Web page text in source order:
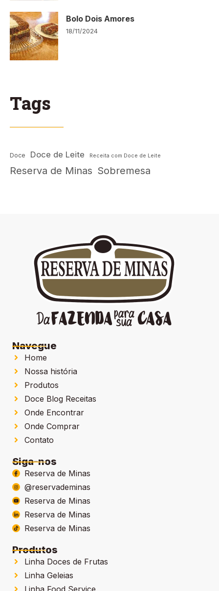
Bolo Dois Amores
18/11/2024
Tags
Doce Doce de Leite Receita com Doce de Leite
Reserva de Minas Sobremesa
Navegue
Home
Nossa história
Produtos
Doce Blog Receitas
Onde Encontrar
Onde Comprar
Contato
Siga-nos
Reserva de Minas
@reservademinas
Reserva de Minas
Reserva de Minas
Reserva de Minas
Produtos
Linha Doces de Frutas
Linha Geleias
Linha Food Service